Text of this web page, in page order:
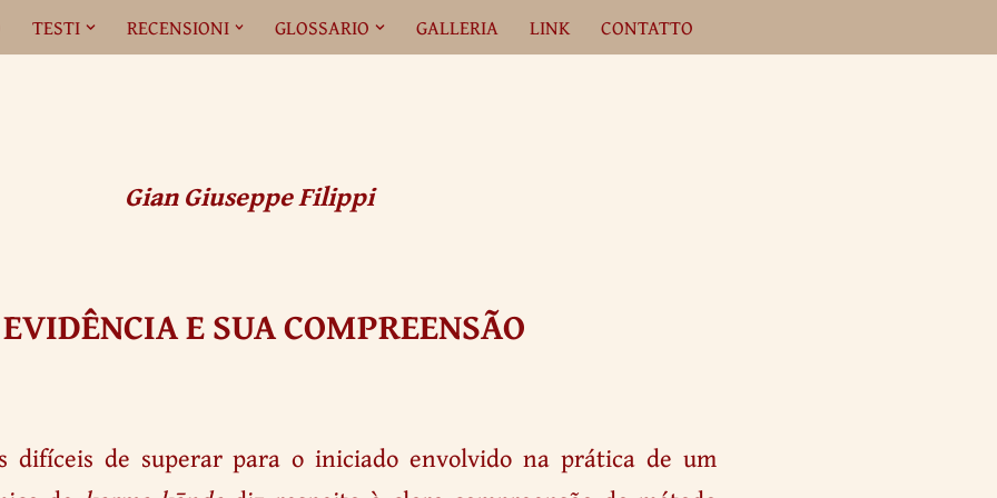
TESTI RECENSIONI GLOSSARIO GALLERIA LINK CONTATTO
Gian Giuseppe Filippi
E SUA COMPREENSÃO
difíceis de superar para o iniciado envolvido na prática de um